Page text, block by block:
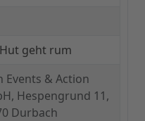
geht rum
Events & Action
Hespengrund 11,
Durbach